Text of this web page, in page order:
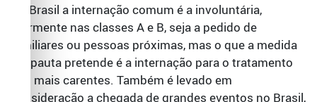
No Brasil a internação comum é a involuntária,
mormente nas classes A e B, seja a pedido de
familiares ou pessoas próximas, mas o que a medida
em pauta pretende é a internação para o tratamento
dos mais carentes. Também é levado em
consideração a chegada de grandes eventos no Brasil,